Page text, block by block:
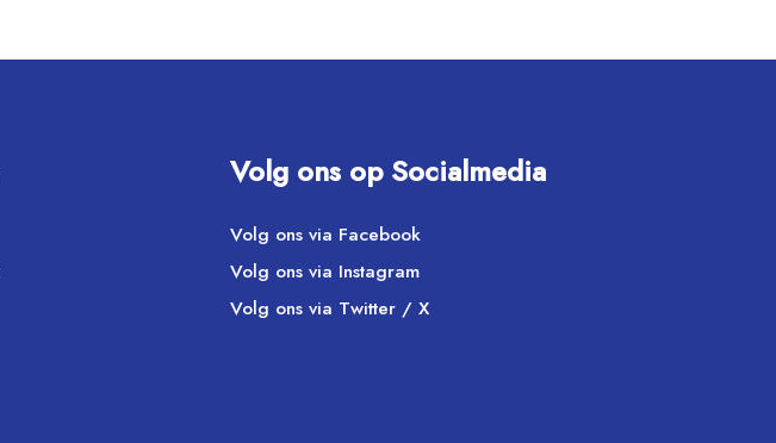
Volg ons op Socialmedia
Volg ons via Facebook
Volg ons via Instagram
Volg ons via Twitter / X